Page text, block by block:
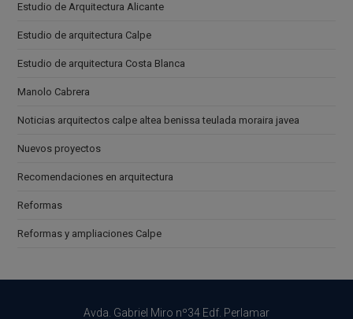
Estudio de Arquitectura Alicante
Estudio de arquitectura Calpe
Estudio de arquitectura Costa Blanca
Manolo Cabrera
Noticias arquitectos calpe altea benissa teulada moraira javea
Nuevos proyectos
Recomendaciones en arquitectura
Reformas
Reformas y ampliaciones Calpe
Avda. Gabriel Miro nº34 Edf. Perlamar